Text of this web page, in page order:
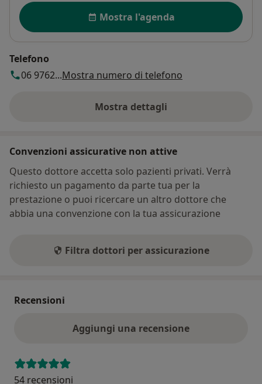
Disponibilità
Mostra l'agenda
Telefono
06 9762...Mostra numero di telefono
Mostra dettagli
sull'indirizzo
Convenzioni assicurative non attive
Questo dottore accetta solo pazienti privati. Verrà
richiesto un pagamento da parte tua per la
prestazione o puoi ricercare un altro dottore che
abbia una convenzione con la tua assicurazione
Filtra dottori per assicurazione
Recensioni
Aggiungi una recensione
54 recensioni